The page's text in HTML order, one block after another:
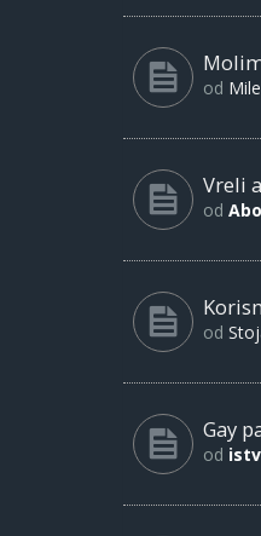
od
Vreli
od
od
Gay
od